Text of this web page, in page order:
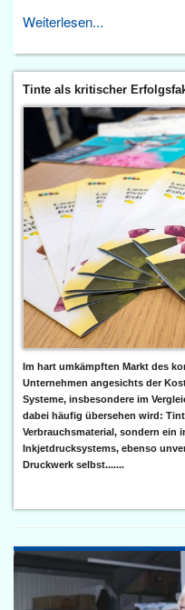
Weiterlesen...
Tinte als kritischer
Im hart umkämpften Markt des
Unternehmen angesichts der
Systeme, insbesondere im
dabei häufig übersehen wird:
Verbrauchsmaterial, sondern ein
Inkjetdrucksystems, ebenso
Druckwerk selbst.......